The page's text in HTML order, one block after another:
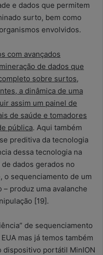
e dados que permitem
surto, bem como
envolvidos.
com avançados
de dados que
sobre surtos,
a dinâmica de uma
assim um painel de
de saúde e tomadores
pública. Aqui também
preditiva da tecnologia
dessa tecnologia na
dados gerados no
o sequenciamento de um
– produz uma avalanche
[19].
de sequenciamento
mas já temos também
dispositivo portátil MinION